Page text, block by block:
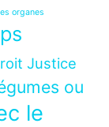
organes
Justice
ou
le